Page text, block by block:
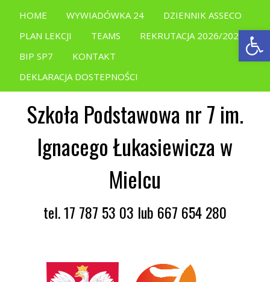
HOME WYWIADÓWKA 24
DZIENNIK ASSECO
PLAN LEKCJI
TEAMS
REKRUTACJA 2026/2027
BIP SP7
KONTAKT
DEKLARACJA DOSTEPNOŚCI
Szkoła Podstawowa nr 7 im.
Ignacego Łukasiewicza w
Mielcu
tel. 17 787 53 03 lub 667 654 280